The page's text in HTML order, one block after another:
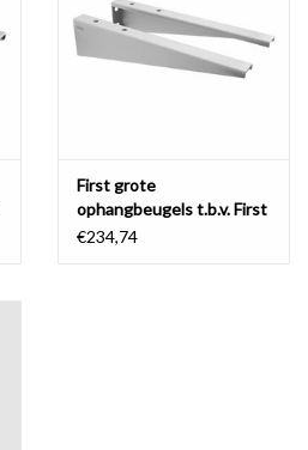
First grote
ophangbeugels t.b.v. First
wastafelplanchetten en
€234,74